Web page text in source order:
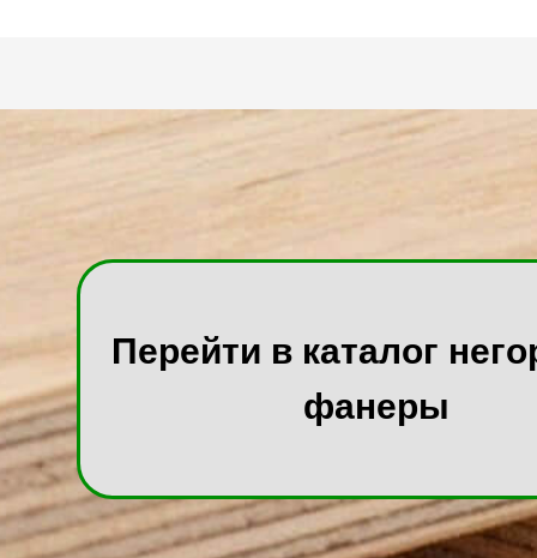
Перейти в каталог
фанеры